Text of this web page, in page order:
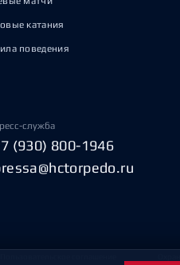
катания
поведения
служба
(930) 800-1946